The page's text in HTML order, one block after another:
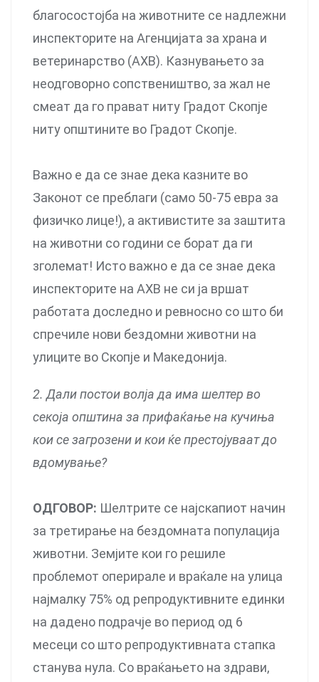
благосостојба на животните се надлежни
инспекторите на Агенцијата за храна и
ветеринарство (АХВ). Казнувањето за
неодговорно сопствеништво, за жал не
смеат да го прават ниту Градот Скопје
ниту општините во Градот Скопје.
Важно е да се знае дека казните во
Законот се преблаги (само 50-75 евра за
физичко лице!), а активистите за заштита
на животни со години се борат да ги
зголемат! Исто важно е да се знае дека
инспекторите на АХВ не си ја вршат
работата доследно и ревносно со што би
спречиле нови бездомни животни на
улиците во Скопје и Македонија.
2. Дали постои волја да има шелтер во
секоја општина за прифаќање на кучиња
кои се загрозени и кои ќе престојуваат до
вдомување?
ОДГОВОР: Шелтрите се најскапиот начин
за третирање на бездомната популација
животни. Земјите кои го решиле
проблемот оперирале и враќале на улица
најмалку 75% од репродуктивните единки
на дадено подрачје во период од 6
месеци со што репродуктивната стапка
станува нула. Со враќањето на здрави,